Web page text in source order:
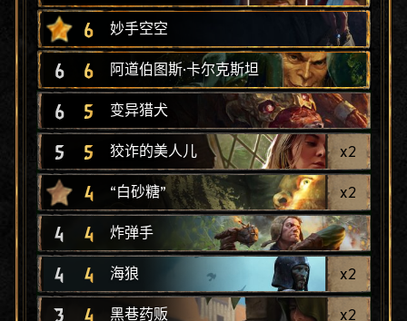
6 妙手空空
6 6 阿道伯图斯·卡尔克斯坦
6 5 变异猎犬
5 5 狡诈的美人儿 x2
4 “白砂糖” x2
4 4 炸弹手
4 4 海狼 x2
3 4 黑巷药贩 x2